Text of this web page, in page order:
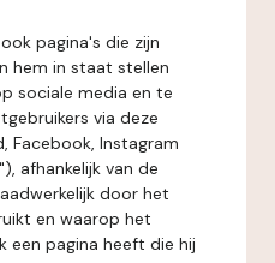
pagina's die zijn
hem in staat stellen
sociale media en te
via deze
Facebook, Instagram
afhankelijk van de
door het
en waarop het
een pagina heeft die hij